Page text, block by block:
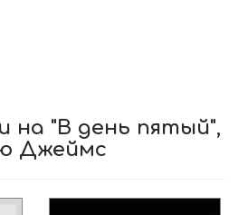
на "В день пятый",
Джеймс